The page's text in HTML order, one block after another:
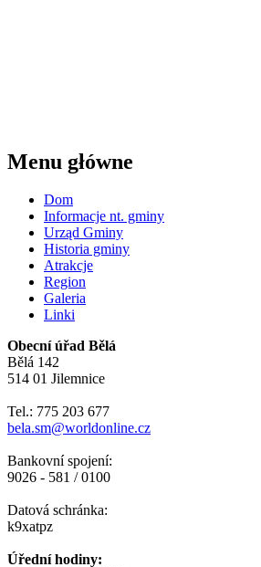
Menu główne
Dom
Informacje nt. gminy
Urząd Gminy
Historia gminy
Atrakcje
Region
Galeria
Linki
Obecní úřad Bělá
Bělá 142
514 01 Jilemnice
Tel.: 775 203 677
bela.sm@worldonline.cz
Bankovní spojení:
9026 - 581 / 0100
Datová schránka:
k9xatpz
Úřední hodiny: